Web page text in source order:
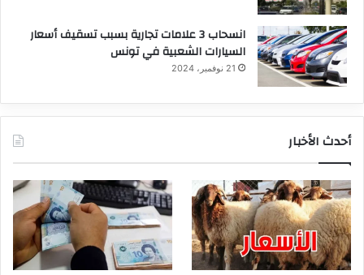
انسحاب 3 علامات تجارية بسبب تسقيف أسعار
السيارات الشعبية في تونس
21 نوفمبر، 2024
أحدث الأخبار